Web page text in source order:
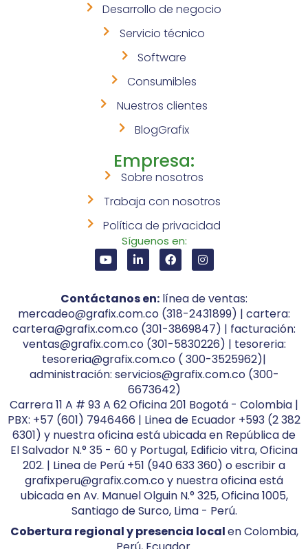
Desarrollo de negocio
Servicio técnico
Software
Consumibles
Nuestros clientes
BlogGrafix
Empresa:
Sobre nosotros
Trabaja con nosotros
Política de privacidad
Síguenos en:
Contáctanos en: línea de ventas:
mercadeo@grafix.com.co (318-2431899) | cartera:
cartera@grafix.com.co (301-3869847) | facturación:
ventas@grafix.com.co (301-5830226) | tesoreria:
tesoreria@grafix.com.co ( 300-3525962)|
administración: servicios@grafix.com.co (300-
6673642)
Carrera 11 A # 93 A 62 Oficina 201 Bogotá - Colombia |
PBX: +57 (601) 7946466 | Linea de Ecuador +593 (2 382
6301) y nuestra oficina está ubicada en República de
El Salvador N.° 35 - 60 y Portugal, Edificio vitra, Oficina
202. | Linea de Perú +51 (940 633 360) o escribir a
grafixperu@grafix.com.co y nuestra oficina está
ubicada en Av. Manuel Olguin N.° 325, Oficina 1005,
Santiago de Surco, Lima - Perú.
Cobertura regional y presencia localen Colombia,